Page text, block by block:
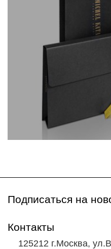
Подписаться на
Контакты
125212 г.Москва,